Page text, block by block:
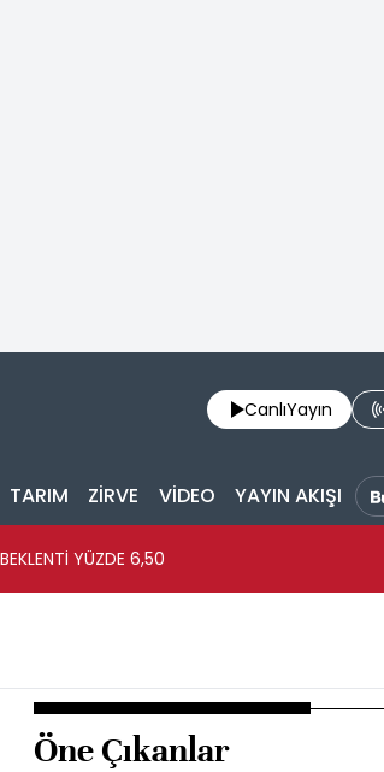
CanlıYayın
TARIM ZİRVE VİDEO YAYIN AKIŞI
YÜZDE 6,50
Öne Çıkanlar